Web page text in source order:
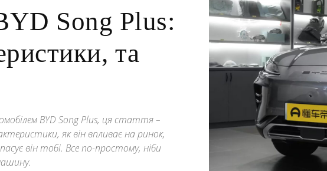
Song Plus:
та
BYD Song Plus, ця стаття –
як він впливає на ринок,
він тобі. Все по-простому, ніби